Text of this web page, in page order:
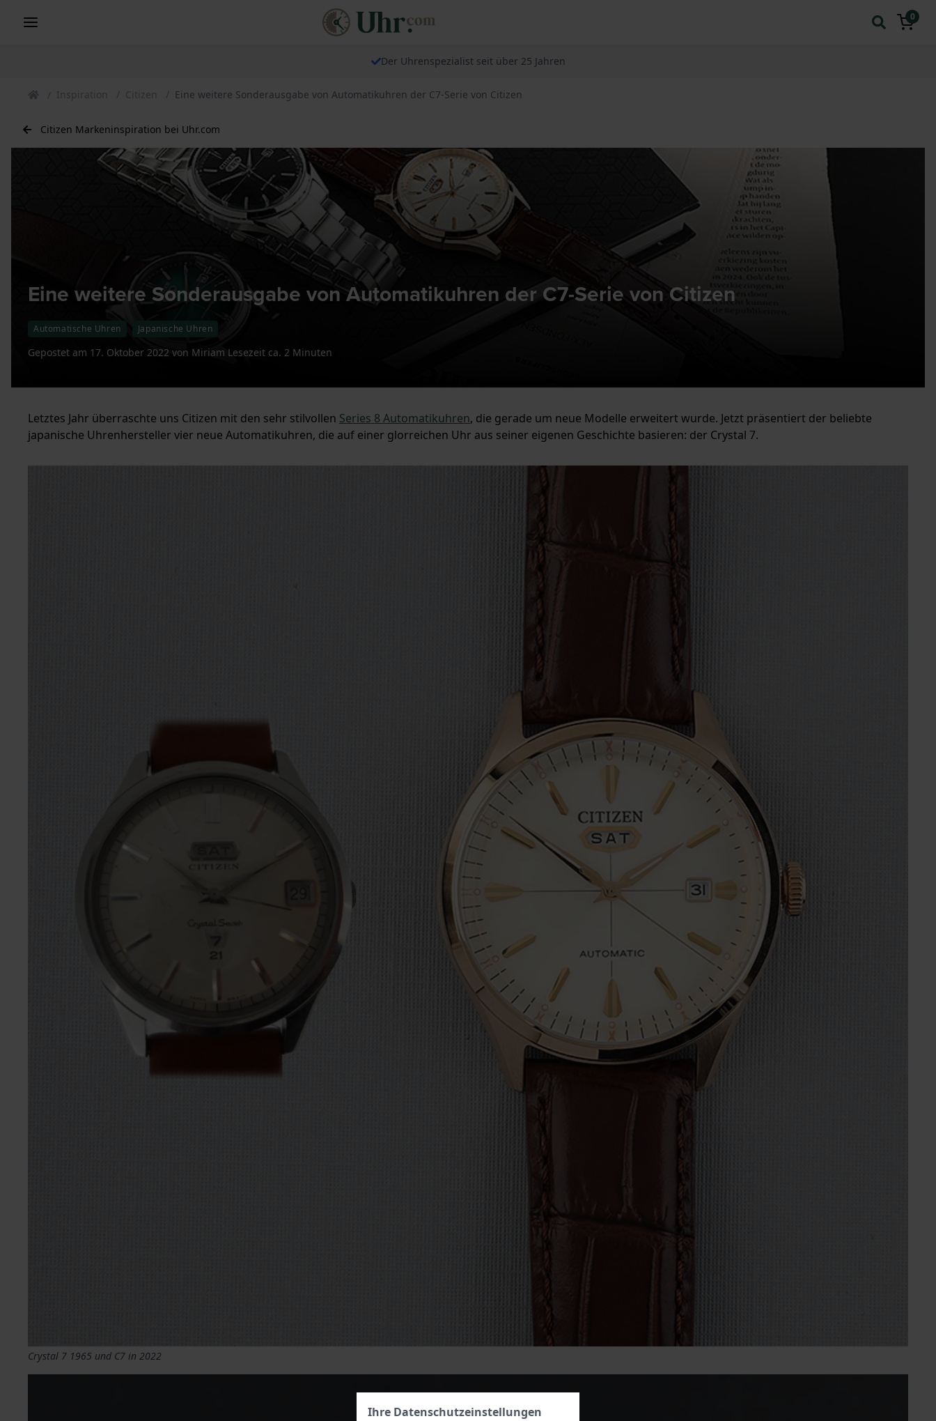
0
Der Uhrenspezialist seit über 25 Jahren
Inspiration Citizen Eine weitere Sonderausgabe von Automatikuhren der C7-Serie von Citizen
Citizen Markeninspiration bei Uhr.com
Eine weitere Sonderausgabe von Automatikuhren der C7-Serie von Citizen
Automatische Uhren Japanische Uhren
Gepostet am 17. Oktober 2022 von Miriam Lesezeit ca. 2 Minuten
Letztes Jahr überraschte uns Citizen mit den sehr stilvollen Series 8 Automatikuhren, die gerade um neue Modelle erweitert wurde. Jetzt präsentiert der beliebte
japanische Uhrenhersteller vier neue Automatikuhren, die auf einer glorreichen Uhr aus seiner eigenen Geschichte basieren: der Crystal 7.
Crystal 7 1965 und C7 in 2022
Ihre Datenschutzeinstellungen